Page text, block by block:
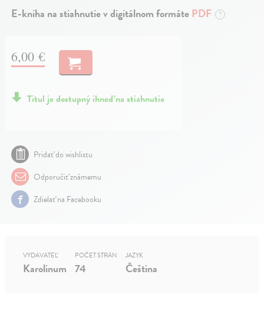
E-kniha na stiahnutie v digitálnom formátePDF ?
6,00 €
Titul je dostupný ihneď na stiahnutie
Pridať do wishlistu
Odporučiť známemu
Zdielať na Facebooku
VYDAVATEĽ
Karolinum
POČET STRÁN
74
JAZYK
Čeština